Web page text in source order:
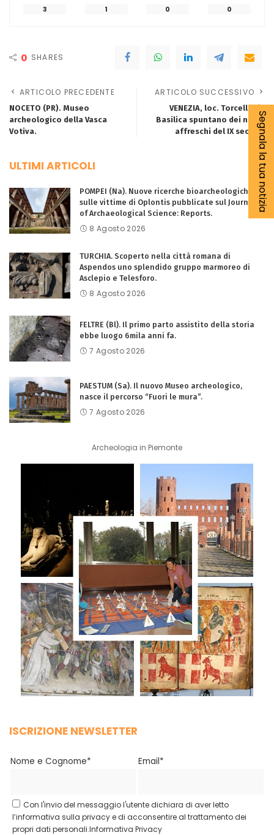
3 1 0 0
0 SHARES
ARTICOLO PRECEDENTE
NOCETO (PR). Museo
archeologico della Vasca
Votiva.
ARTICOLO SUCCESSIVO
VENEZIA, loc. Torcello, in
Basilica spuntano dei nuovi
affreschi del IX secolo.
ULTIMI ARTICOLI
POMPEI (Na). Nuove ricerche bioarcheologiche
sulle vittime di Oplontis pubblicate sul Journal
of Archaeological Science: Reports.
8 Agosto 2026
TURCHIA. Scoperto nella città romana di
Aspendos uno splendido gruppo marmoreo di
Asclepio e Telesforo.
8 Agosto 2026
FELTRE (Bl). Il primo parto assistito della storia
ebbe luogo 6mila anni fa.
7 Agosto 2026
PAESTUM (Sa). Il nuovo Museo archeologico,
nasce il percorso “Fuori le mura”.
7 Agosto 2026
Archeologia in Piemonte
ISCRIZIONE NEWSLETTER
Nome e Cognome* Email*
Con l'invio del messaggio l'utente dichiara di aver letto
l’informativa sulla privacy e di acconsentire al trattamento dei
propri dati personali.Informativa Privacy
Segnala la tua notizia